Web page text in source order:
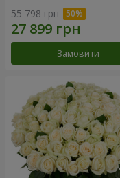
55 798 грн
Замовити